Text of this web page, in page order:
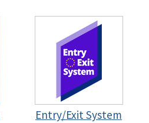
Entry/Exit System